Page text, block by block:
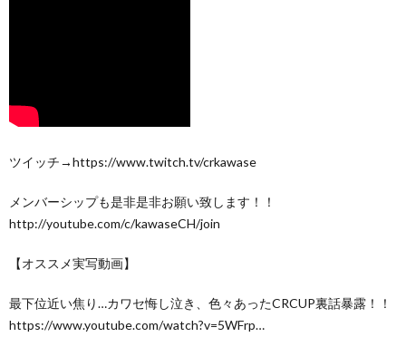
ツイッチ→https://www.twitch.tv/crkawase
メンバーシップも是非是非お願い致します！！
http://youtube.com/c/kawaseCH/join
【オススメ実写動画】
最下位近い焦り…カワセ悔し泣き、色々あったCRCUP裏話暴露！！
https://www.youtube.com/watch?v=5WFrp…